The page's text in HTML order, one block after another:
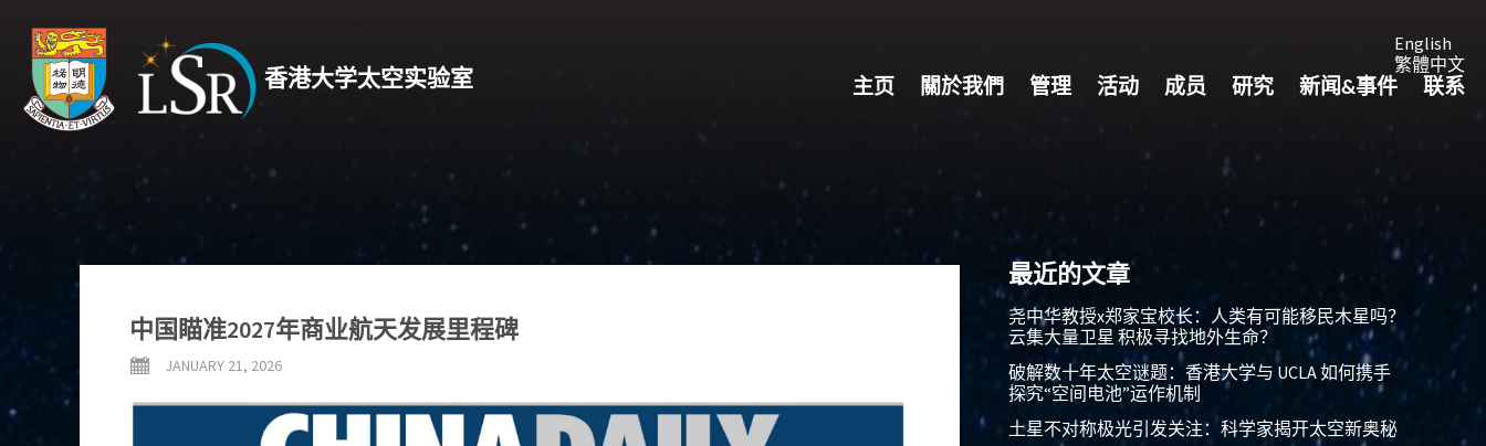
香港大学太空实验室
English
繁體中文
主页 關於我們 管理 活动 成员 研究 新闻&事件 联系
中国瞄准2027年商业航天发展里程碑
JANUARY 21, 2026
最近的文章
尧中华教授x郑家宝校长：人类有可能移民木星吗？
云集大量卫星 积极寻找地外生命？
破解数十年太空谜题：香港大学与 UCLA 如何携手
探究“空间电池”运作机制
土星不对称极光引发关注：科学家揭开太空新奥秘